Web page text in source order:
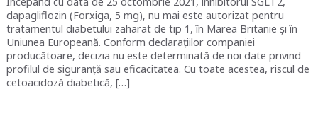
dapagliflozin (Forxiga, 5 mg), nu mai este autorizat pentru
tratamentul diabetului zaharat de tip 1, în Marea Britanie și în
Uniunea Europeană. Conform declarațiilor companiei
producătoare, decizia nu este determinată de noi date privind
profilul de siguranță sau eficacitatea. Cu toate acestea, riscul de
cetoacidoză diabetică, […]